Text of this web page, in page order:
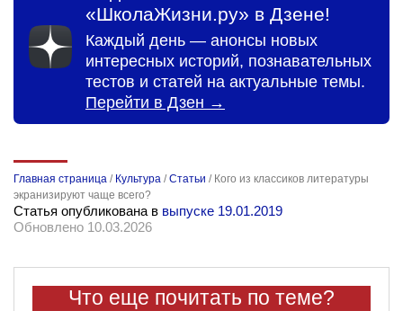
«ШколаЖизни.ру» в Дзене!
Каждый день — анонсы новых
интересных историй, познавательных
тестов и статей на актуальные темы.
Перейти в Дзен →
Главная страница / Культура /Статьи / Кого из классиков литературы
экранизируют чаще всего?
Статья опубликована в выпуске 19.01.2019
Обновлено 10.03.2026
Что еще почитать по теме?